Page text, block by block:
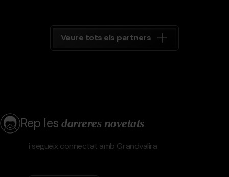
Veure tots els partners
Rep lesdarreres novetats
i segueix connectat amb Grandvalira